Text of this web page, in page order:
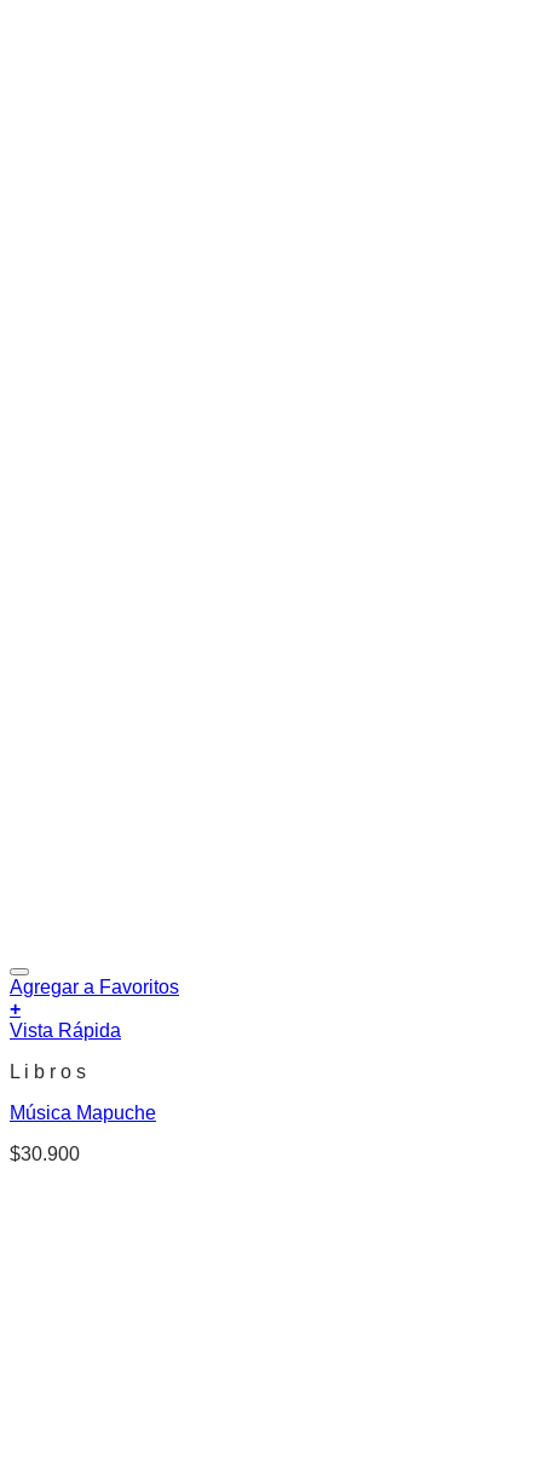
Agregar a Favoritos
+
Vista Rápida
L i b r o s
Música Mapuche
$30.900